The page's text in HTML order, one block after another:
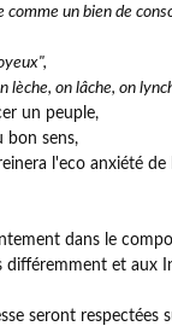
un bien de
lèche, on lâche, on
un peuple,
bon sens,
l'eco anxiété de
dans le
différemment et aux
seront respectées